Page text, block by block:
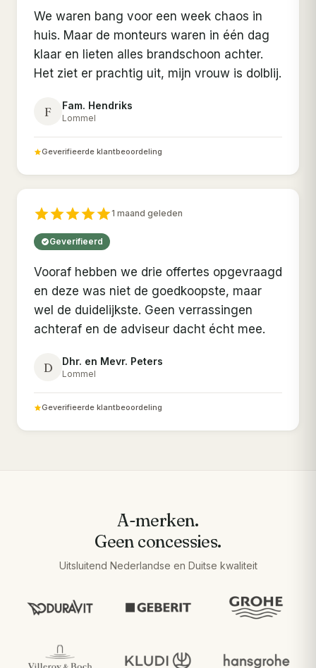
We waren bang voor een week chaos in
huis. Maar de monteurs waren in één dag
klaar en lieten alles brandschoon achter.
Het ziet er prachtig uit, mijn vrouw is dolblij.
F Fam. Hendriks
Lommel
Geverifieerde klantbeoordeling
1 maand geleden
Geverifieerd
Vooraf hebben we drie offertes opgevraagd
en deze was niet de goedkoopste, maar
wel de duidelijkste. Geen verrassingen
achteraf en de adviseur dacht écht mee.
D Dhr. en Mevr. Peters
Lommel
Geverifieerde klantbeoordeling
A-merken.
Geen concessies.
Uitsluitend Nederlandse en Duitse kwaliteit